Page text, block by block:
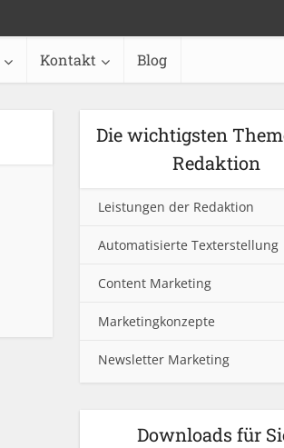
Kontakt Blog
Die wichtigsten
Redaktion
Leistungen der Redaktion
Automatisierte Texterstellung
Content Marketing
Marketingkonzepte
Newsletter Marketing
Downloads für